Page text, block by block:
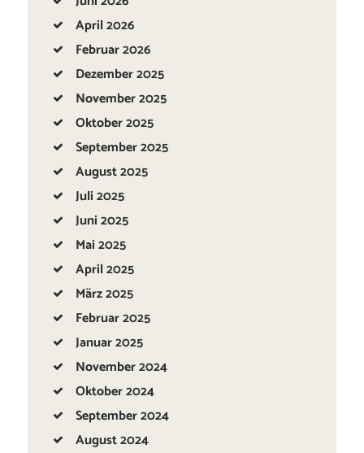
April2026
Februar2026
Dezember2025
November2025
Oktober2025
September2025
August2025
Juli2025
Juni2025
Mai2025
April2025
März2025
Februar2025
Januar2025
November2024
Oktober2024
September2024
August2024